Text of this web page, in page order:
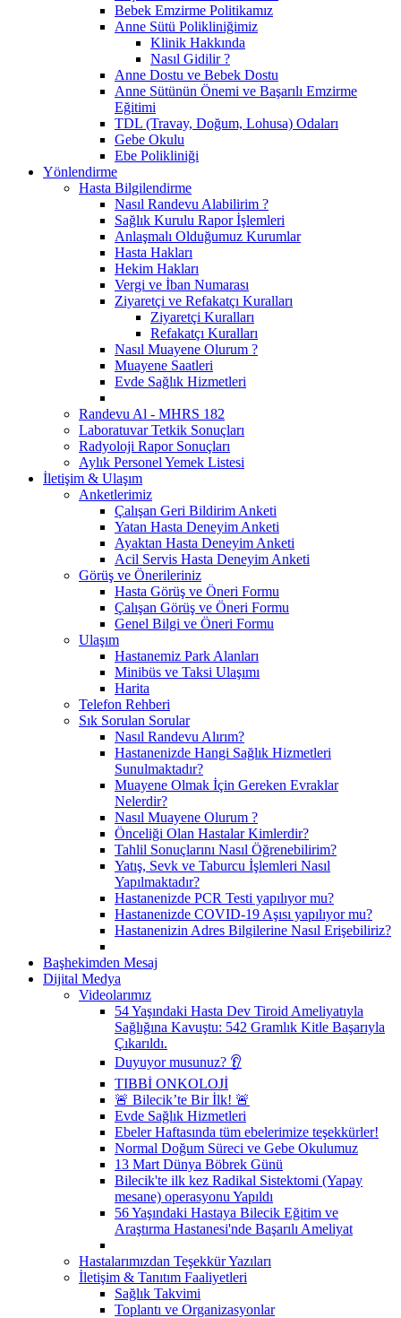
Bebek Emzirme Politikamız
Anne Sütü Polikliniğimiz
Klinik Hakkında
Nasıl Gidilir ?
Anne Dostu ve Bebek Dostu
Anne Sütünün Önemi ve Başarılı Emzirme
Eğitimi
TDL (Travay, Doğum, Lohusa) Odaları
Gebe Okulu
Ebe Polikliniği
Yönlendirme
Hasta Bilgilendirme
Nasıl Randevu Alabilirim ?
Sağlık Kurulu Rapor İşlemleri
Anlaşmalı Olduğumuz Kurumlar
Hasta Hakları
Hekim Hakları
Vergi ve İban Numarası
Ziyaretçi ve Refakatçı Kuralları
Ziyaretçi Kuralları
Refakatçı Kuralları
Nasıl Muayene Olurum ?
Muayene Saatleri
Evde Sağlık Hizmetleri
Randevu Al - MHRS 182
Laboratuvar Tetkik Sonuçları
Radyoloji Rapor Sonuçları
Aylık Personel Yemek Listesi
İletişim & Ulaşım
Anketlerimiz
Çalışan Geri Bildirim Anketi
Yatan Hasta Deneyim Anketi
Ayaktan Hasta Deneyim Anketi
Acil Servis Hasta Deneyim Anketi
Görüş ve Önerileriniz
Hasta Görüş ve Öneri Formu
Çalışan Görüş ve Öneri Formu
Genel Bilgi ve Öneri Formu
Ulaşım
Hastanemiz Park Alanları
Minibüs ve Taksi Ulaşımı
Harita
Telefon Rehberi
Sık Sorulan Sorular
Nasıl Randevu Alırım?
Hastanenizde Hangi Sağlık Hizmetleri
Sunulmaktadır?
Muayene Olmak İçin Gereken Evraklar
Nelerdir?
Nasıl Muayene Olurum ?
Önceliği Olan Hastalar Kimlerdir?
Tahlil Sonuçlarını Nasıl Öğrenebilirim?
Yatış, Sevk ve Taburcu İşlemleri Nasıl
Yapılmaktadır?
Hastanenizde PCR Testi yapılıyor mu?
Hastanenizde COVID-19 Aşısı yapılıyor mu?
Hastanenizin Adres Bilgilerine Nasıl Erişebiliriz?
Başhekimden Mesaj
Dijital Medya
Videolarımız
54 Yaşındaki Hasta Dev Tiroid Ameliyatıyla
Sağlığına Kavuştu: 542 Gramlık Kitle Başarıyla
Çıkarıldı.
Duyuyor musunuz? 👂
TIBBİ ONKOLOJİ
🚨 Bilecik’te Bir İlk! 🚨
Evde Sağlık Hizmetleri
Ebeler Haftasında tüm ebelerimize teşekkürler!
Normal Doğum Süreci ve Gebe Okulumuz
13 Mart Dünya Böbrek Günü
Bilecik'te ilk kez Radikal Sistektomi (Yapay
mesane) operasyonu Yapıldı
56 Yaşındaki Hastaya Bilecik Eğitim ve
Araştırma Hastanesi'nde Başarılı Ameliyat
Hastalarımızdan Teşekkür Yazıları
İletişim & Tanıtım Faaliyetleri
Sağlık Takvimi
Toplantı ve Organizasyonlar